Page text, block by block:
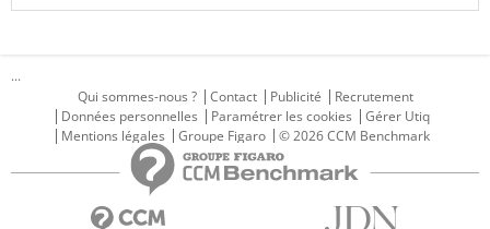
...
Qui sommes-nous ?
Contact Publicité
Recrutement
Données personnelles
Paramétrer les cookies
Gérer Utiq
Mentions légales
Groupe Figaro © 2026 CCM Benchmark